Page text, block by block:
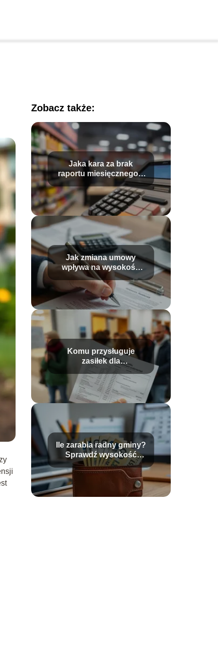
Zobacz także:
Jaka kara za brak
raportu miesięcznego z
kasy fiskalnej?
Jak zmiana umowy
wpływa na wysokość
wypłaty?
Komu przysługuje
zasiłek dla
bezrobotnych?
Wysokość i warunki
Ile zarabia radny gminy?
Sprawdź wysokość
diety radnego!